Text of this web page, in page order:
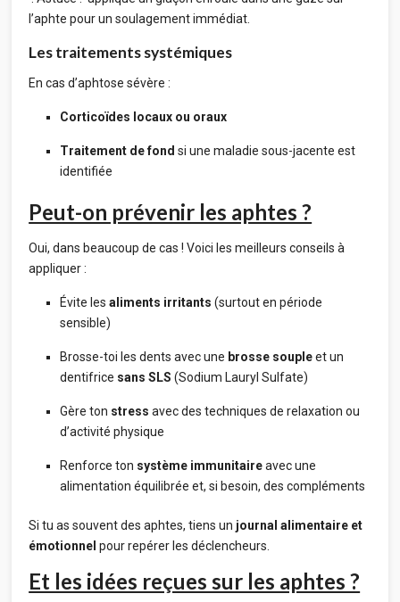
l’aphte pour un soulagement immédiat.
Les traitements systémiques
En cas d’aphtose sévère :
Corticoïdes locaux ou oraux
Traitement de fond si une maladie sous-jacente est
identifiée
Peut-on prévenir les aphtes ?
Oui, dans beaucoup de cas ! Voici les meilleurs conseils à
appliquer :
Évite lesaliments irritants (surtout en période
sensible)
Brosse-toi les dents avec une brosse soupleet un
dentifrice sans SLS (Sodium Lauryl Sulfate)
Gère ton stress avec des techniques de relaxation ou
d’activité physique
Renforce ton système immunitaireavec une
alimentation équilibrée et, si besoin, des compléments
Si tu as souvent des aphtes, tiens un journal alimentaire et
émotionnel pour repérer les déclencheurs.
Et les idées reçues sur les aphtes ?